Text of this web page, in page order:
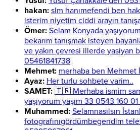
hakan: slm hanımefendi ben
isterim niyetim ciddi arayın
Ömer: Selam Konyada
bekarım tanışmak isteyen
ve yakın çevresi illerde yasiyan
05461841738
Mehmet: merhaba ben Mehmet
Ayaz: Her turlu sohbete varim..
SAMET: 🇹🇷 Merhaba ismim
yaşıyorum yaşım 33 0543 160
Muhammed: Selamnasılsın
fotografınıgördümbegendim